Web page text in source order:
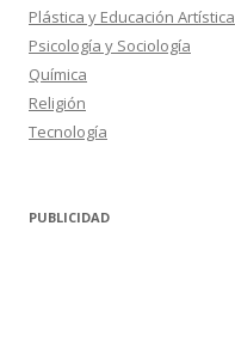
Plástica y Educación Artística
Psicología y Sociología
Química
Religión
Tecnología
PUBLICIDAD